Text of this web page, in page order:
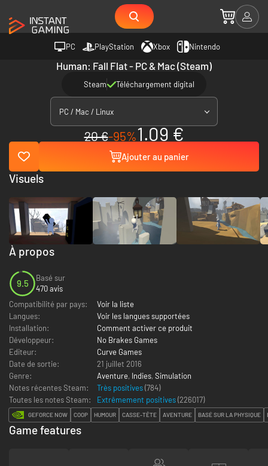
PC PlayStation Xbox Nintendo
Human: Fall Flat - PC & Mac (Steam)
Steam Téléchargement digital
PC / Mac / Linux
20 €-95%1.09 €
Ajouter au panier
À propos
9.5
Basé sur
470 avis
Compatibilité par pays:
Voir la liste
Langues:
Voir les langues supportées
Installation:
Comment activer ce produit
Développeur:
No Brakes Games
Editeur:
Curve Games
Date de sortie:
21 juillet 2016
Genre:
Aventure, Indies, Simulation
Notes récentes Steam:
Très positives(784)
Toutes les notes Steam:
Extrêmement positives(226017)
GEFORCE NOW COOP HUMOUR CASSE-TÊTE AVENTURE BASÉ SUR LA PHYSIQUE
Visuels
Game features